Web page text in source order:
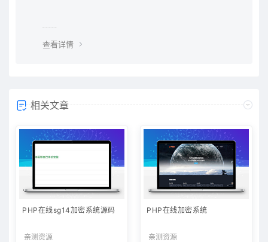
查看详情
相关文章
PHP在线sg14加密系统源码
亲测资源
PHP在线加密系统
亲测资源